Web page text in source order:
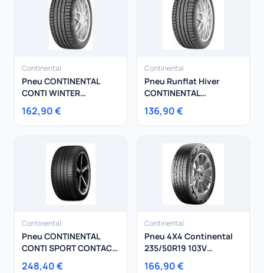
Continental
Pneu CONTINENTAL
CONTI WINTER
CONTACT TS810 SPORT
205/55R17 95V
162,90 €
Continental
Pneu Runflat Hiver
CONTINENTAL
185/60R16 86H
ContiWinterContact TS
810 S SSR
136,90 €
Continental
Pneu CONTINENTAL
CONTI SPORT CONTACT
5P 285/30R19 98Y
248,40 €
Continental
Pneu 4X4 Continental
235/50R19 103V
CrossContact H/T XL
166,90 €